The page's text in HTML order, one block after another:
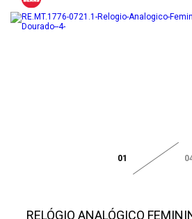
01
RELÓGIO ANALÓGICO